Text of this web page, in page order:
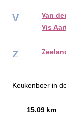
V
Van
Vis
Z
Keukenboer in
15.09 km